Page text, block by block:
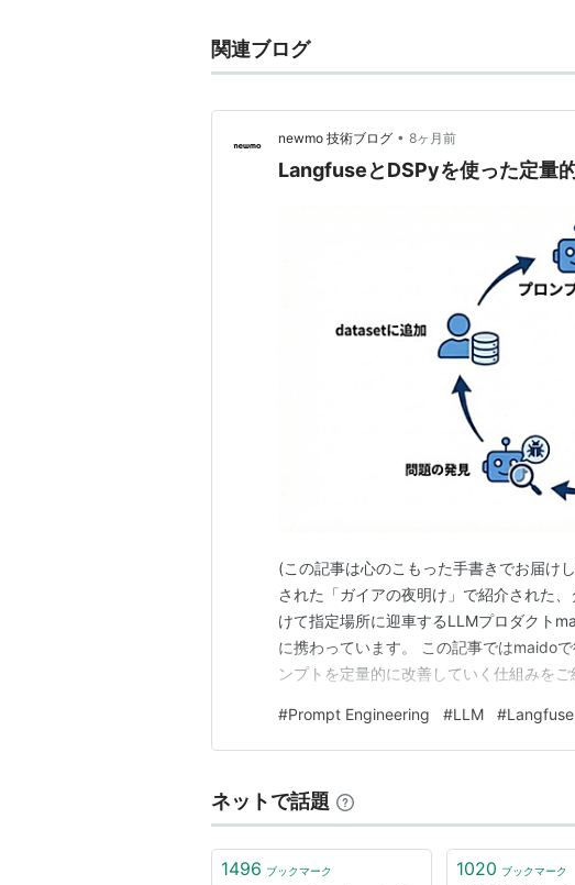
関連ブログ
newmo 技術ブログ • 8ヶ月前
LangfuseとDSPyを使った定量
(この記事は心のこもった手書きでお届け
された「ガイアの夜明け」で紹介された
けて指定場所に迎車するLLMプロダクト
に携わっています。 この記事ではmaido
ンプトを定量的に改善していく仕組みを
や、トレース単位でLLM呼び出しの入出
#Prompt Engineering #LLM #Langfuse
ネットで話題
1496 ブックマーク 1020 ブックマーク